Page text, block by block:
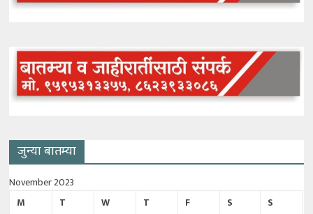
जुन्या बातम्या
November 2023
M
T W T F S S